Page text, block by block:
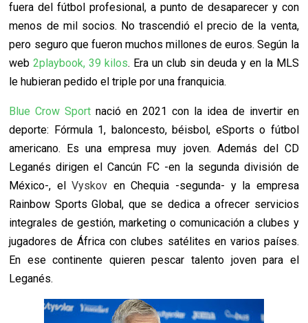
fuera del fútbol profesional, a punto de desaparecer y con
menos de mil socios. No trascendió el precio de la venta,
pero seguro que fueron muchos millones de euros. Según la
web2playbook, 39 kilos. Era un club sin deuda y en la MLS
le hubieran pedido el triple por una franquicia.
Blue Crow Sport nació en 2021 con la idea de invertir en
deporte: Fórmula 1, baloncesto, béisbol, eSports o fútbol
americano. Es una empresa muy joven. Además del CD
Leganés dirigen el Cancún FC -en la segunda división de
México-, elVyskov en Chequia -segunda- y la empresa
Rainbow Sports Global, que se dedica a ofrecer servicios
integrales de gestión, marketing o comunicación a clubes y
jugadores de África con clubes satélites en varios países.
En ese continente quieren pescar talento joven para el
Leganés.